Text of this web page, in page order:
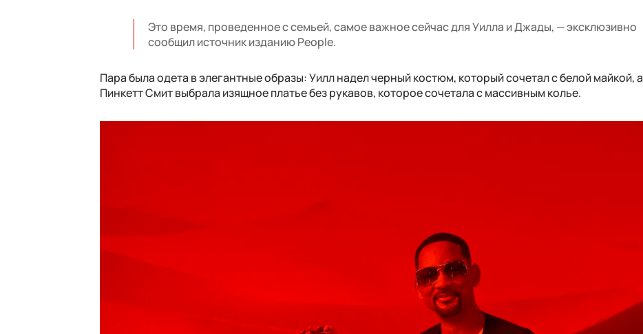
Это время, проведенное с семьей, самое важное сейчас для Уилла и Джады, — эксклюзивно
сообщил источник изданию People.
Пара была одета в элегантные образы: Уилл надел черный костюм, который сочетал с белой майкой, а
Пинкетт Смит выбрала изящное платье без рукавов, которое сочетала с массивным колье.